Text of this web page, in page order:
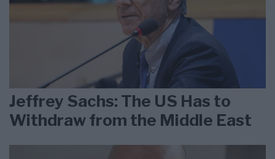
Jeffrey Sachs: The US Has to
Withdraw from the Middle East